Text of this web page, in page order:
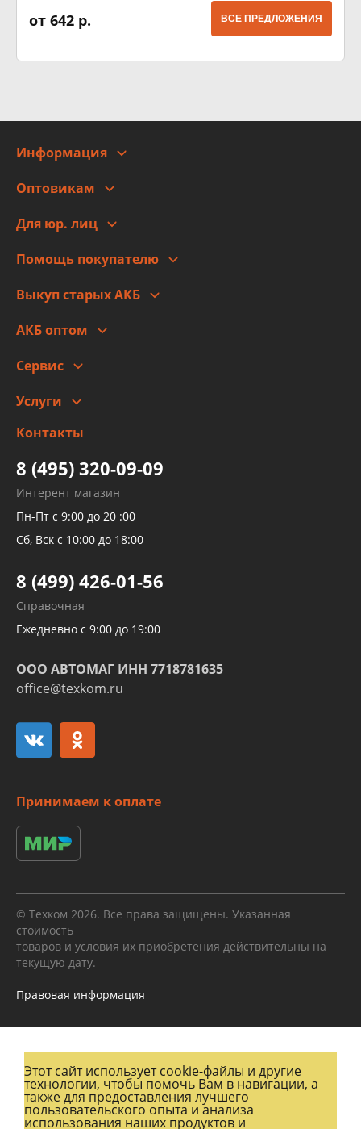
от 642 р. ВСЕ ПРЕДЛОЖЕНИЯ
Информация
Адреса
Новости
Правовая информация
Оптовикам
Для юр. лиц
Помощь покупателю
Оплата
Гарантии и возврат
Выкуп старых АКБ
АКБ оптом
Сервис
Заправка кондиционера авто
Детейлинг
Услуги
высокого давления
Тормозных трубок
Рукавов гидроусилителей
Рукавов компрессоров и турбин
Трубок кондиционеров
Развертка пайка медных стальных
алюминиевых трубок и штуцеров
Контакты
8 (495) 320-09-09
Интерент магазин
Пн-Пт с 9:00 до 20 :00
Сб, Вск с 10:00 до 18:00
8 (499) 426-01-56
Справочная
Ежедневно с 9:00 до 19:00
ООО АВТОМАГ ИНН 7718781635
office@texkom.ru
Принимаем к оплате
© Техком 2026. Все права защищены. Указанная
стоимость
товаров и условия их приобретения действительны на
текущую дату.
Правовая информация
Этот сайт использует cookie-файлы и другие
технологии, чтобы помочь Вам в навигации, а
также для предоставления лучшего
пользовательского опыта и анализа
использования наших продуктов и